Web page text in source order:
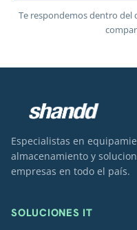
Te respondemos dentro del
Especialistas en
almacenamiento y
empresas en todo el país.
SOLUCIONES IT